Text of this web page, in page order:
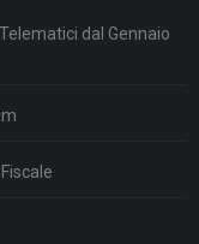
dal Gennaio